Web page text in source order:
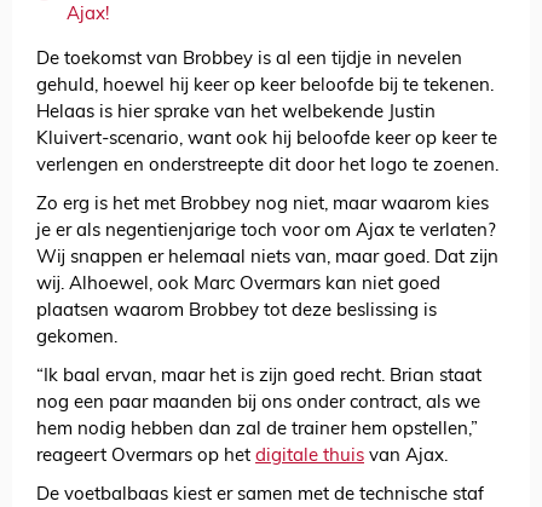
Ajax!
De toekomst van Brobbey is al een tijdje in nevelen
gehuld, hoewel hij keer op keer beloofde bij te tekenen.
Helaas is hier sprake van het welbekende Justin
Kluivert-scenario, want ook hij beloofde keer op keer te
verlengen en onderstreepte dit door het logo te zoenen.
Zo erg is het met Brobbey nog niet, maar waarom kies
je er als negentienjarige toch voor om Ajax te verlaten?
Wij snappen er helemaal niets van, maar goed. Dat zijn
wij. Alhoewel, ook Marc Overmars kan niet goed
plaatsen waarom Brobbey tot deze beslissing is
gekomen.
“Ik baal ervan, maar het is zijn goed recht. Brian staat
nog een paar maanden bij ons onder contract, als we
hem nodig hebben dan zal de trainer hem opstellen,”
reageert Overmars op het digitale thuis van Ajax.
De voetbalbaas kiest er samen met de technische staf